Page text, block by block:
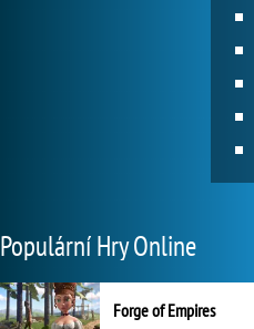
Populární Hry Online
Forge of Empires